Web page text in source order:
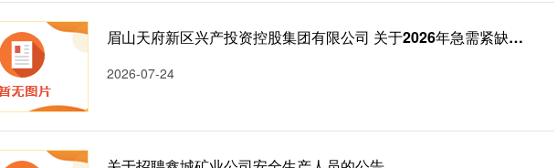
眉山天府新区兴产投资控股集团有限公司 关于2026年急需紧缺岗位公开招聘的公告
2026-07-24